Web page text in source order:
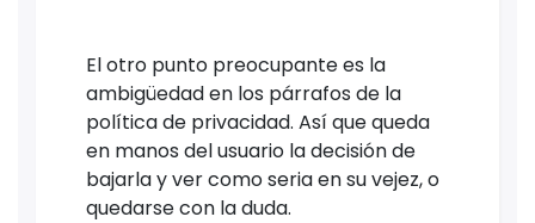
El otro punto preocupante es la
ambigüedad en los párrafos de la
política de privacidad. Así que queda
en manos del usuario la decisión de
bajarla y ver como seria en su vejez, o
quedarse con la duda.